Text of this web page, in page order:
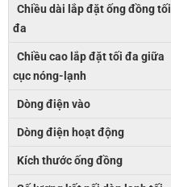
Chiều dài lắp đặt ống đồng tối
đa
Chiều cao lắp đặt tối đa giữa
cục nóng-lạnh
Dòng điện vào
Dòng điện hoạt động
Kích thước ống đồng